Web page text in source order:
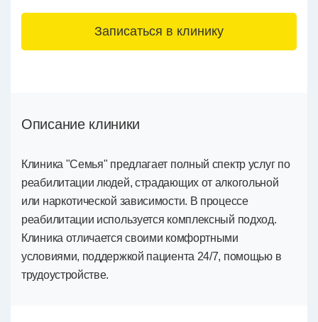
3+6=
Описание клиники
Клиника "Семья" предлагает полный спектр услуг по
реабилитации людей, страдающих от алкогольной
или наркотической зависимости. В процессе
реабилитации используется комплексный подход.
Клиника отличается своими комфортными
условиями, поддержкой пациента 24/7, помощью в
трудоустройстве.